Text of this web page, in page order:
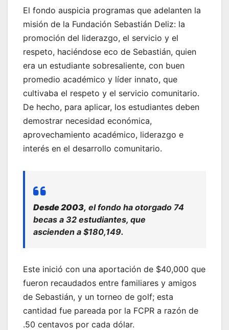
El fondo auspicia programas que adelanten la
misión de la Fundación Sebastián Deliz: la
promoción del liderazgo, el servicio y el
respeto, haciéndose eco de Sebastián, quien
era un estudiante sobresaliente, con buen
promedio académico y líder innato, que
cultivaba el respeto y el servicio comunitario.
De hecho, para aplicar, los estudiantes deben
demostrar necesidad económica,
aprovechamiento académico, liderazgo e
interés en el desarrollo comunitario.
Desde 2003, el fondo ha otorgado 74
becas a 32 estudiantes, que
ascienden a $180,149.
Este inició con una aportación de $40,000 que
fueron recaudados entre familiares y amigos
de Sebastián, y un torneo de golf; esta
cantidad fue pareada por la FCPR a razón de
.50 centavos por cada dólar.